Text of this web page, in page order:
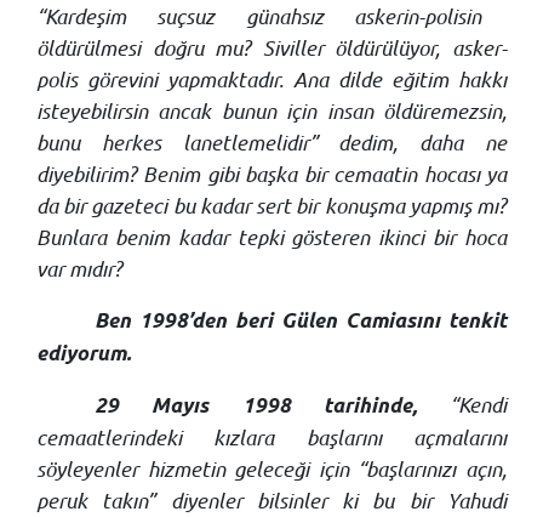
“Kardeşim suçsuz günahsız askerin-polisin
öldürülmesi doğru mu? Siviller öldürülüyor, asker-
polis görevini yapmaktadır. Ana dilde eğitim hakkı
isteyebilirsin ancak bunun için insan öldüremezsin,
bunu herkes lanetlemelidir” dedim, daha ne
diyebilirim? Benim gibi başka bir cemaatin hocası ya
da bir gazeteci bu kadar sert bir konuşma yapmış mı?
Bunlara benim kadar tepki gösteren ikinci bir hoca
var mıdır?
Ben 1998’den beri Gülen Camiasını tenkit
ediyorum.
29 Mayıs 1998 tarihinde,“Kendi
cemaatlerindeki kızlara başlarını açmalarını
söyleyenler hizmetin geleceği için “başlarınızı açın,
peruk takın” diyenler bilsinler ki bu bir Yahudi